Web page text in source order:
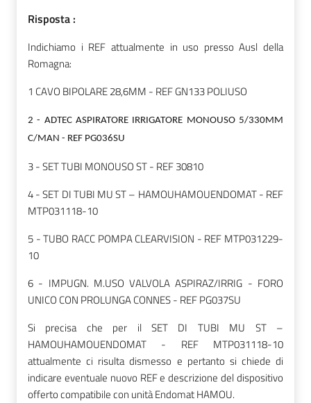
Risposta :
Indichiamo i REF attualmente in uso presso Ausl della
Romagna:
1 CAVO BIPOLARE 28,6MM - REF GN133 POLIUSO
2 - ADTEC ASPIRATORE IRRIGATORE MONOUSO 5/330MM
C/MAN - REF PG036SU
3 - SET TUBI MONOUSO ST - REF 30810
4 - SET DI TUBI MU ST – HAMOUHAMOUENDOMAT - REF
MTP031118-10
5 - TUBO RACC POMPA CLEARVISION - REF MTP031229-
10
6 - IMPUGN. M.USO VALVOLA ASPIRAZ/IRRIG - FORO
UNICO CON PROLUNGA CONNES - REF PG037SU
Si precisa che per il SET DI TUBI MU ST –
HAMOUHAMOUENDOMAT - REF MTP031118-10
attualmente ci risulta dismesso e pertanto si chiede di
indicare eventuale nuovo REF e descrizione del dispositivo
offerto compatibile con unità Endomat HAMOU.